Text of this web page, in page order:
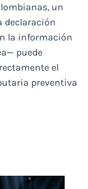
un
declaración
la información
puede
el
preventiva